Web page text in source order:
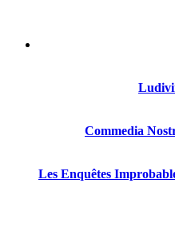
Commedia
Les Enquêtes